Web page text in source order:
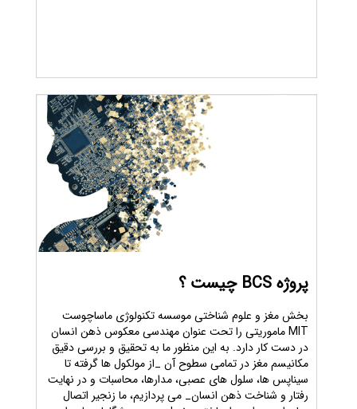
پروژه BCS چیست ؟
بخش مغز و علوم شناختی موسسه تکنولوژی ماساچوست
MIT ماموریتی را تحت عنوان مهندسی معکوس ذهن انسان
در دست کار دارد. به این منظور ما به تحقیق و بررسی دقیق
مکانیسم مغز در تمامی سطوح آن _از مولکول ها گرفته تا
سیناپس ها، سلول های عصبی، مدارها، محاسبات و در نهایت
رفتار و شناخت ذهن انسان_ می پردازیم، ما زنجیر اتصال